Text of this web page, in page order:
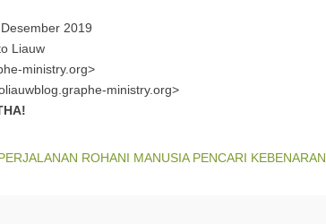
2019
Liauw
ministry.org>
ministry.org>
ROHANI MANUSIA PENCARI KEBENARAN